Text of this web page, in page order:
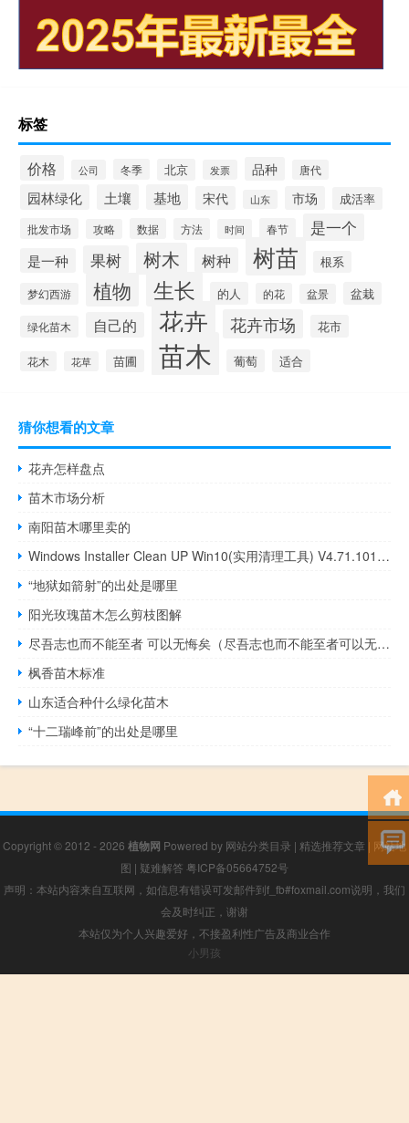
标签
价格 公司 冬季 北京 发票 品种 唐代
园林绿化 土壤 基地 宋代 山东 市场 成活率
批发市场 攻略 数据 方法 时间 春节 是一个
是一种 果树 树木 树种 树苗
根系
梦幻西游
植物 生长 的人 的花 盆景 盆栽
绿化苗木 自己的 花卉 花卉市场 花市
花木 花草 苗圃 苗木 葡萄 适合
猜你想看的文章
花卉怎样盘点
苗木市场分析
南阳苗木哪里卖的
Windows Installer Clean UP Win10(实用清理工具) V4.71.1015 官方版（Windows Installer Clean UP Win10(实用清理工具) V4.71.1015 官方版功能简介）
“地狱如箭射”的出处是哪里
阳光玫瑰苗木怎么剪枝图解
尽吾志也而不能至者 可以无悔矣（尽吾志也而不能至者可以无悔矣）
枫香苗木标准
山东适合种什么绿化苗木
“十二瑞峰前”的出处是哪里
Copyright © 2012 - 2026 植物网 Powered by 网站分类目录 | 精选推荐文章 | 网站地
图 | 疑难解答 粤ICP备05664752号
声明：本站内容来自互联网，如信息有错误可发邮件到f_fb#foxmail.com说明，我们
会及时纠正，谢谢
本站仅为个人兴趣爱好，不接盈利性广告及商业合作
小男孩